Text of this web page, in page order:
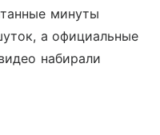
минуты
а официальные
набирали